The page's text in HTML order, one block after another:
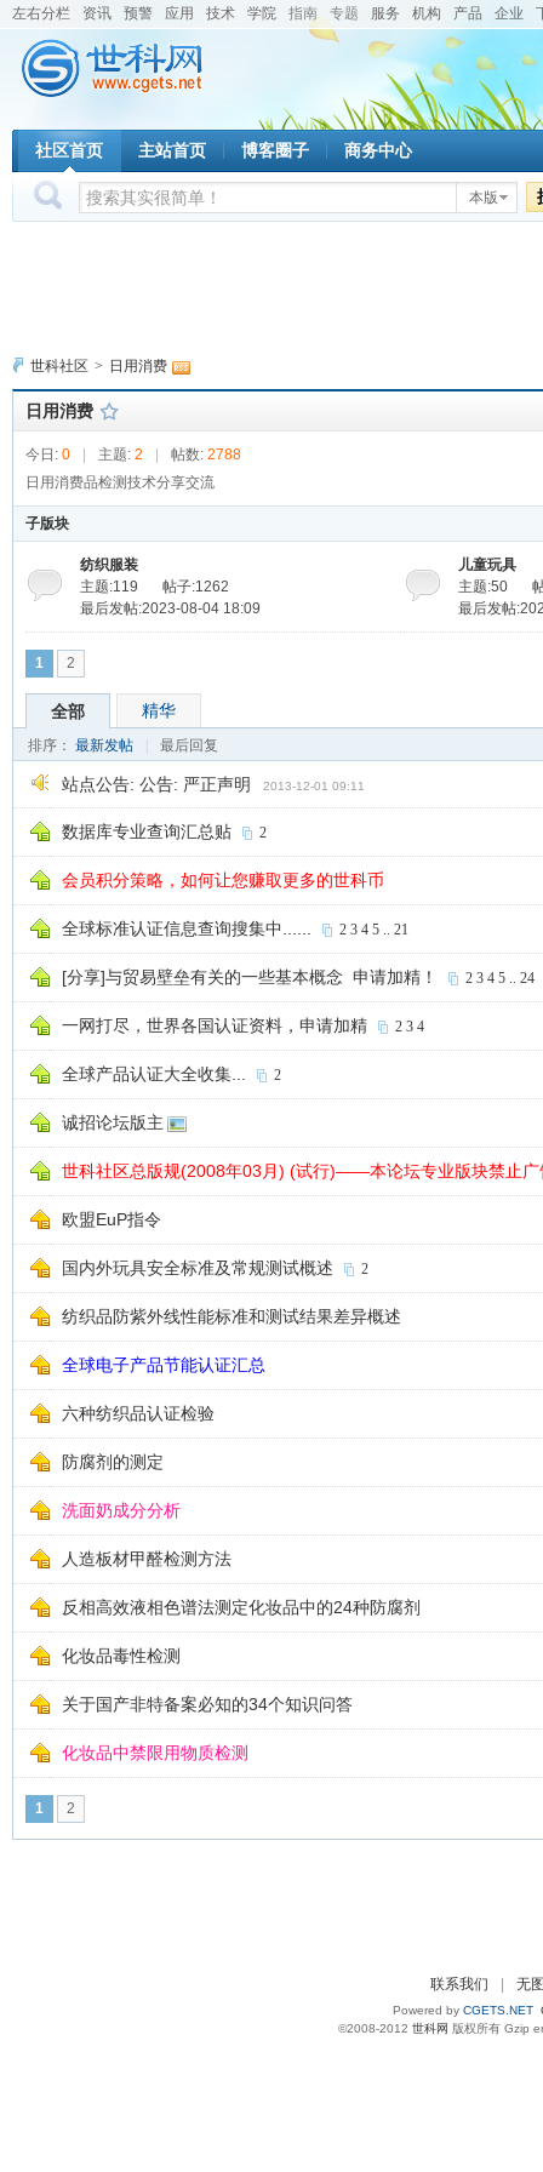
左右分栏 资讯 预警 应用 技术 学院 指南 专题 服务 机构 产品 企业
社区首页 主站首页 博客圈子 商务中心
本版
世科社区 > 日用消费
日用消费
今日: 0 主题: 2 帖数: 2788
日用消费品检测技术分享交流
子版块
纺织服装
主题:119
帖子:1262
最后发帖:2023-08-04 18:09
儿童玩具
主题:50
最后发帖
1 2
全部 精华
排序： 最新发帖 最后回复
站点公告: 公告: 严正声明 2013-12-01 09:11
数据库专业查询汇总贴 2
会员积分策略，如何让您赚取更多的世科币
全球标准认证信息查询搜集中...... 2 3 4 5 .. 21
[分享]与贸易壁垒有关的一些基本概念 申请加精！ 2 3 4 5 .. 24
一网打尽，世界各国认证资料，申请加精 2 3 4
全球产品认证大全收集... 2
诚招论坛版主
世科社区总版规(2008年03月) (试行)——本论坛专业版块禁止广
欧盟EuP指令
国内外玩具安全标准及常规测试概述 2
纺织品防紫外线性能标准和测试结果差异概述
全球电子产品节能认证汇总
六种纺织品认证检验
防腐剂的测定
洗面奶成分分析
人造板材甲醛检测方法
反相高效液相色谱法测定化妆品中的24种防腐剂
化妆品毒性检测
关于国产非特备案必知的34个知识问答
化妆品中禁限用物质检测
1 2
联系我们 无
Powered by CGETS.NET
©2008-2012 世科网 版权所有 Gzip